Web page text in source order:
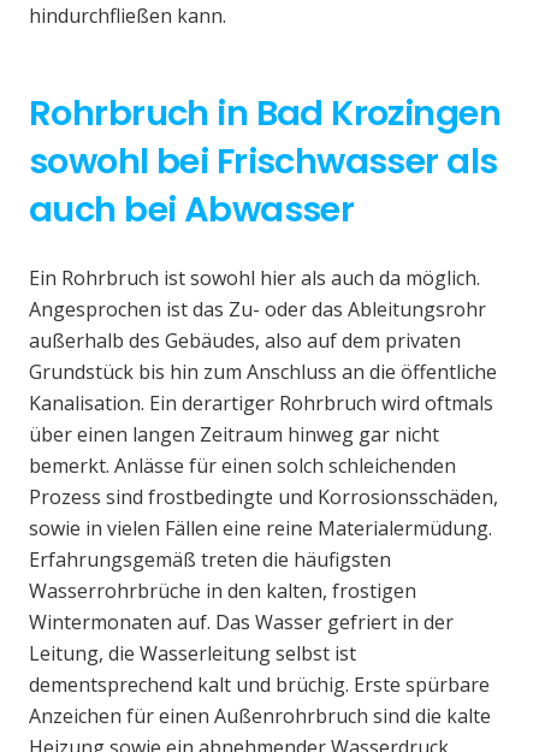
hindurchfließen kann.
Rohrbruch in Bad Krozingen
sowohl bei Frischwasser als
auch bei Abwasser
Ein Rohrbruch ist sowohl hier als auch da möglich.
Angesprochen ist das Zu- oder das Ableitungsrohr
außerhalb des Gebäudes, also auf dem privaten
Grundstück bis hin zum Anschluss an die öffentliche
Kanalisation. Ein derartiger Rohrbruch wird oftmals
über einen langen Zeitraum hinweg gar nicht
bemerkt. Anlässe für einen solch schleichenden
Prozess sind frostbedingte und Korrosionsschäden,
sowie in vielen Fällen eine reine Materialermüdung.
Erfahrungsgemäß treten die häufigsten
Wasserrohrbrüche in den kalten, frostigen
Wintermonaten auf. Das Wasser gefriert in der
Leitung, die Wasserleitung selbst ist
dementsprechend kalt und brüchig. Erste spürbare
Anzeichen für einen Außenrohrbruch sind die kalte